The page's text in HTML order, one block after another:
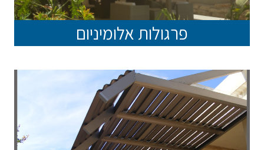
פרגולות אלומיניום